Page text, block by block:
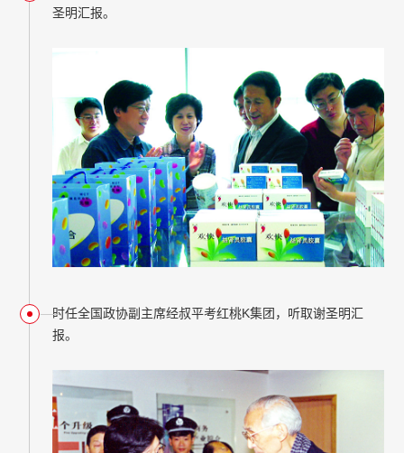
圣明汇报。
时任全国政协副主席经叔平考红桃K集团，听取谢圣明汇
报。